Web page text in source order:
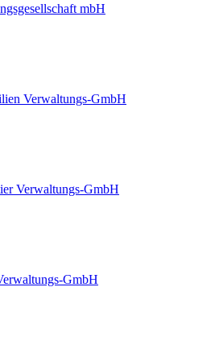
mbH
Verwaltungs-GmbH
Verwaltungs-GmbH
GmbH